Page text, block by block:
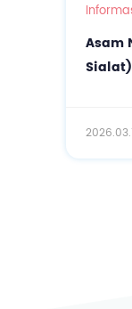
Asam